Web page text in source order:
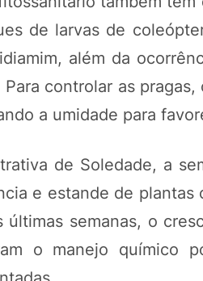
de larvas de
além da
controlar as
a umidade para
de Soledade, a
e estande de
últimas semanas, o
o manejo químico